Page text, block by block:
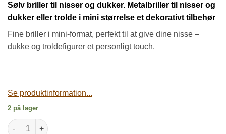
Sølv briller til nisser og dukker. Metalbriller til nisser og
dukker eller trolde i mini størrelse et dekorativt tilbehør
Fine briller i mini-format, perfekt til at give dine nisse –
dukke og troldefigurer et personligt touch.
Se produktinformation...
2 på lager
Sølv briller til nisser antal